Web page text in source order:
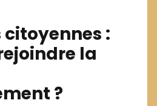
citoyennes :
la
?